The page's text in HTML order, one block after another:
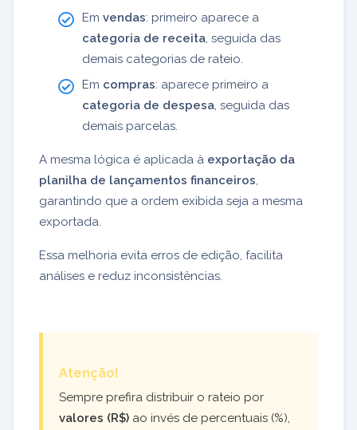
Em vendas: primeiro aparece a
categoria de receita, seguida das
demais categorias de rateio.
Em compras: aparece primeiro a
categoria de despesa, seguida das
demais parcelas.
A mesma lógica é aplicada à exportação da
planilha de lançamentos financeiros,
garantindo que a ordem exibida seja a mesma
exportada.
Essa melhoria evita erros de edição, facilita
análises e reduz inconsistências.
Atenção!
Sempre prefira distribuir o rateio por
valores (R$) ao invés de percentuais (%),